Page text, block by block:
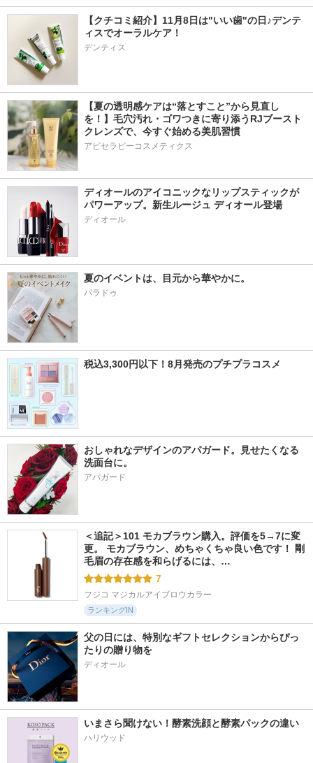
【クチコミ紹介】11月8日は"いい歯"の日♪デンテ
ィスでオーラルケア！
デンティス
【夏の透明感ケアは“落とすこと”から見直し
を！】毛穴汚れ・ゴワつきに寄り添うRJブースト
クレンズで、今すぐ始める美肌習慣
アピセラピーコスメティクス
ディオールのアイコニックなリップスティックが
パワーアップ。新生ルージュ ディオール登場
ディオール
夏のイベントは、目元から華やかに。
パラドゥ
税込3,300円以下！8月発売のプチプラコスメ
おしゃれなデザインのアパガード。見せたくなる
洗面台に。
アパガード
＜追記＞101 モカブラウン購入。評価を5→7に変
更。 モカブラウン、めちゃくちゃ良い色です！ 剛
毛眉の存在感を和らげるには、…
7
フジコ マジカルアイブロウカラー
ランキングIN
父の日には、特別なギフトセレクションからぴっ
たりの贈り物を
ディオール
いまさら聞けない！酵素洗顔と酵素パックの違い
ハリウッド